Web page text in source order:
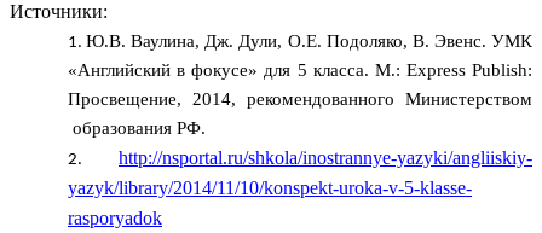
Источники:
Ю.В. Ваулина, Дж. Дули, О.Е. Подоляко, В. Эвенс. УМК
«Английский в фокусе» для 5 класса. М.: Express Publish:
Просвещение, 2014, рекомендованного Министерством
образования РФ.
http://nsportal.ru/shkola/inostrannye-yazyki/angliiskiy-
yazyk/library/2014/11/10/konspekt-uroka-v-5-klasse-
rasporyadok